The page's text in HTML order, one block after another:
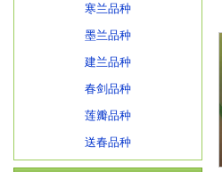
寒兰品种
墨兰品种
建兰品种
春剑品种
莲瓣品种
送春品种